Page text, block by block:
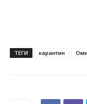
ТЕГИ карантин